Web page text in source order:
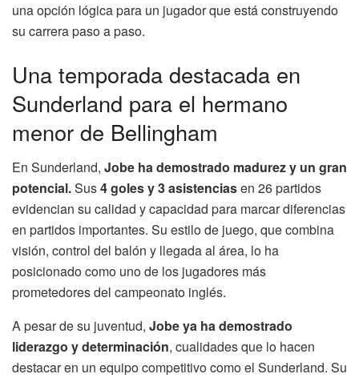
una opción lógica para un jugador que está construyendo
su carrera paso a paso.
Una temporada destacada en
Sunderland para el hermano
menor de Bellingham
En Sunderland, Jobe ha demostrado madurez y un gran
potencial.Sus4 goles y 3 asistenciasen 26 partidos
evidencian su calidad y capacidad para marcar diferencias
en partidos importantes. Su estilo de juego, que combina
visión, control del balón y llegada al área, lo ha
posicionado como uno de los jugadores más
prometedores del campeonato inglés.
A pesar de su juventud, Jobe ya ha demostrado
liderazgo y determinación, cualidades que lo hacen
destacar en un equipo competitivo como el Sunderland. Su